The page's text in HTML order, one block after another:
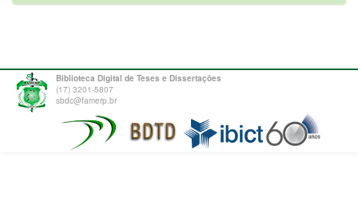
Biblioteca Digital de Teses e Dissertações
(17) 3201-5807
sbdc@famerp.br